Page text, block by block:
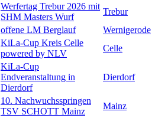
Werfertag Trebur 2026 mit
SHM Masters Wurf
Trebur
offene LM Berglauf
Wernigerode
KiLa-Cup Kreis Celle
powered by NLV
Celle
KiLa-Cup
Endveranstaltung in
Dierdorf
Dierdorf
10. Nachwuchsspringen
TSV SCHOTT Mainz
Mainz